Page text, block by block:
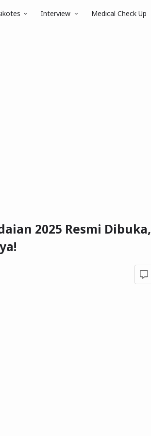
Interview Medical Check Up
2025 Resmi Dibuka,